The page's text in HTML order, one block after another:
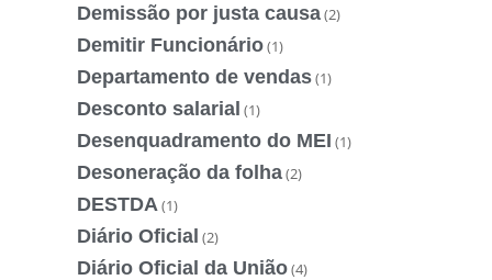
Demissão por justa causa(2)
Demitir Funcionário(1)
Departamento de vendas(1)
Desconto salarial (1)
Desenquadramento do MEI (1)
Desoneração da folha(2)
DESTDA (1)
Diário Oficial (2)
Diário Oficial da União(4)